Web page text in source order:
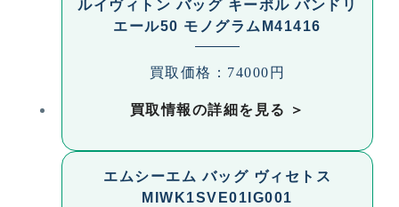
良町、西羽田町、西浜町、西松山町、西幸町、西山
町、柱六番町、柱七番町、柱八番町、柱九番町、橋
良町、畑ケ田町、羽田町、八町通、花園町、花田一
花田町（後田）、花田町（西郷）、花田町官有地
（無番地を除く）、花田町（中郷）、花田町西宿
（１１０−２、１１０−７、１１０−１０番地を除
ルイヴィトン バッグ キーポル バンドリ
エール50 モノグラムM41416
買取価格：74000円
買取情報の詳細を見る
エムシーエム バッグ ヴィセトス
MIWK1SVE01IG001